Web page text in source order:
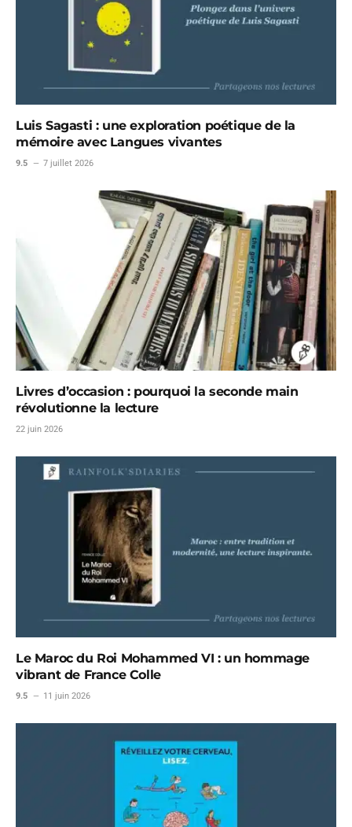
Luis Sagasti : une exploration poétique de la
mémoire avec Langues vivantes
9.5 7 juillet 2026
Livres d’occasion : pourquoi la seconde main
révolutionne la lecture
22 juin 2026
Le Maroc du Roi Mohammed VI : un hommage
vibrant de France Colle
9.5 11 juin 2026